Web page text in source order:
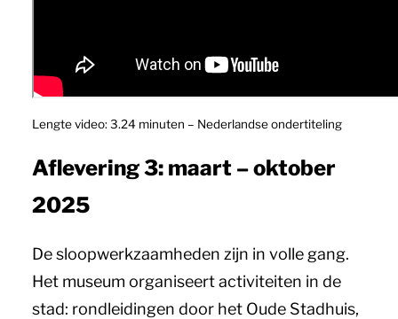
Lengte video: 3.24 minuten – Nederlandse ondertiteling
Aflevering 3: maart – oktober
2025
De sloopwerkzaamheden zijn in volle gang.
Het museum organiseert activiteiten in de
stad: rondleidingen door het Oude Stadhuis,